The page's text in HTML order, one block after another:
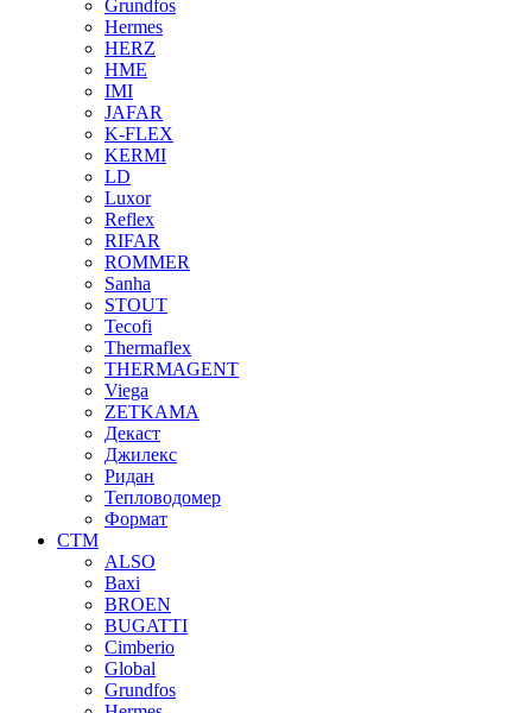
Grundfos
Hermes
HERZ
HME
IMI
JAFAR
K-FLEX
KERMI
LD
Luxor
Reflex
RIFAR
ROMMER
Sanha
STOUT
Tecofi
Thermaflex
THERMAGENT
Viega
ZETKAMA
Декаст
Джилекс
Ридан
Тепловодомер
Формат
СТМ
ALSO
Baxi
BROEN
BUGATTI
Cimberio
Global
Grundfos